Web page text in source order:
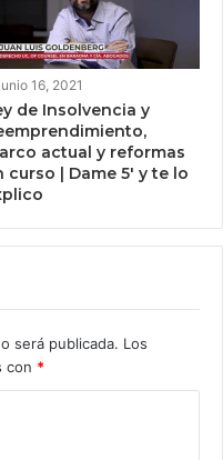
16, 2021
de Insolvencia y
actual y reformas
curso | Dame 5′ y te lo
será publicada. Los
con *